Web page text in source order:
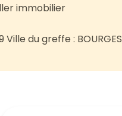
immobilier
Ville du greffe : BOURGES